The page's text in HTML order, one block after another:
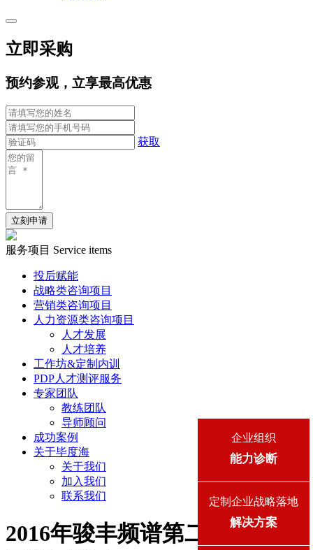
立即采购
预约参观，立享最高优惠
获取
立刻申请
服务项目 Service items
投后赋能
战略类咨询项目
营销类咨询项目
人力资源类咨询项目
人才发展
人才培养
工作坊&定制内训
PDP人才测评服务
专家团队
教练团队
导师顾问
成功案例
关于毕度海
关于我们
加入我们
联系我们
2016年骏丰频谱第二期TTC项
企业组织
能力诊断
定制企业战略落地
解决方案